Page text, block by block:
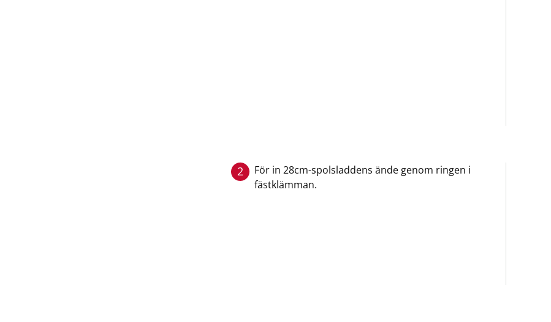
2
För in 28cm-spolsladdens ände genom ringen i
fästklämman.